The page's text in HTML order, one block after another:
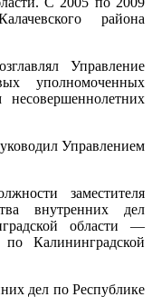
района
Управление
уполномоченных
Управлением
заместителя
внутренних дел
области —
Калининградской
дел по Республике